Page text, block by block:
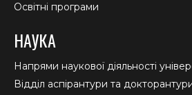
Освітні програми
НАУКА
Напрями наукової діяльності
Відділ аспірантури та